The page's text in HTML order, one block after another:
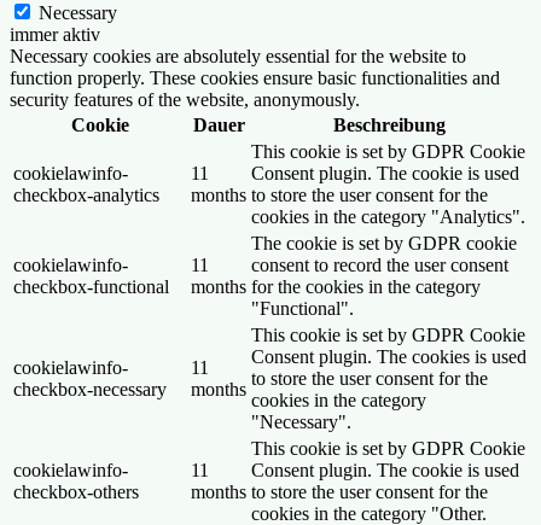
Necessary
immer aktiv
Necessary cookies are absolutely essential for the website to
function properly. These cookies ensure basic functionalities and
security features of the website, anonymously.
Cookie
Dauer Beschreibung
cookielawinfo-
checkbox-analytics
11
months
This cookie is set by GDPR Cookie
Consent plugin. The cookie is used
to store the user consent for the
cookies in the category "Analytics".
cookielawinfo-
checkbox-functional
11
months
The cookie is set by GDPR cookie
consent to record the user consent
for the cookies in the category
"Functional".
cookielawinfo-
checkbox-necessary
11
months
This cookie is set by GDPR Cookie
Consent plugin. The cookies is used
to store the user consent for the
cookies in the category
"Necessary".
cookielawinfo-
checkbox-others
11
months
This cookie is set by GDPR Cookie
Consent plugin. The cookie is used
to store the user consent for the
cookies in the category "Other.